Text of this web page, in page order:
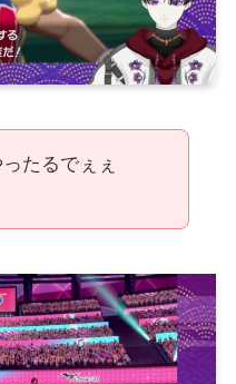
たるでぇぇ